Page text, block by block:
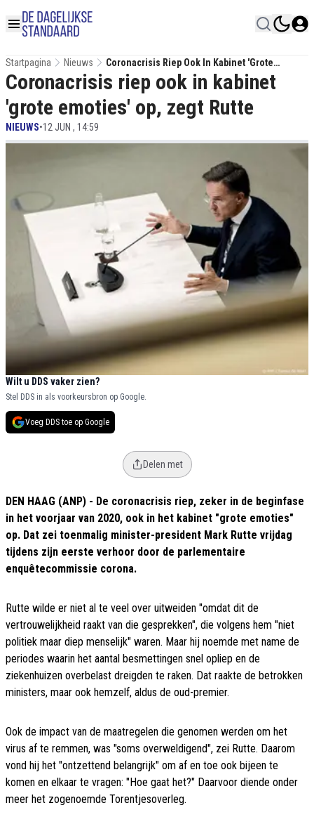
Startpagina Nieuws
Coronacrisis Riep Ook In Kabinet 'grote
Emoties' Op, Zegt Rutte
Coronacrisis riep ook in kabinet
'grote emoties' op, zegt Rutte
NIEUWS•12 JUN , 14:59
Wilt u DDS vaker zien?
Stel DDS in als voorkeursbron op Google.
Voeg DDS toe op Google
Delen met
DEN HAAG (ANP) - De coronacrisis riep, zeker in de beginfase
in het voorjaar van 2020, ook in het kabinet "grote emoties"
op. Dat zei toenmalig minister-president Mark Rutte vrijdag
tijdens zijn eerste verhoor door de parlementaire
enquêtecommissie corona.
Rutte wilde er niet al te veel over uitweiden "omdat dit de
vertrouwelijkheid raakt van die gesprekken", die volgens hem "niet
politiek maar diep menselijk" waren. Maar hij noemde met name de
periodes waarin het aantal besmettingen snel opliep en de
ziekenhuizen overbelast dreigden te raken. Dat raakte de betrokken
ministers, maar ook hemzelf, aldus de oud-premier.
Ook de impact van de maatregelen die genomen werden om het
virus af te remmen, was "soms overweldigend", zei Rutte. Daarom
vond hij het "ontzettend belangrijk" om af en toe ook bijeen te
komen en elkaar te vragen: "Hoe gaat het?" Daarvoor diende onder
meer het zogenoemde Torentjesoverleg.